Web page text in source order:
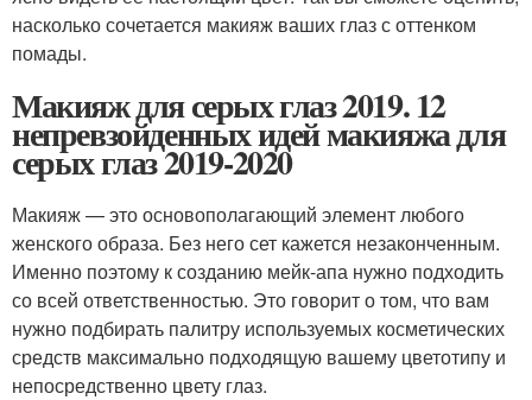
насколько сочетается макияж ваших глаз с оттенком
помады.
Макияж для серых глаз 2019. 12
непревзойденных идей макияжа для
серых глаз 2019-2020
Макияж — это основополагающий элемент любого
женского образа. Без него сет кажется незаконченным.
Именно поэтому к созданию мейк-апа нужно подходить
со всей ответственностью. Это говорит о том, что вам
нужно подбирать палитру используемых косметических
средств максимально подходящую вашему цветотипу и
непосредственно цвету глаз.